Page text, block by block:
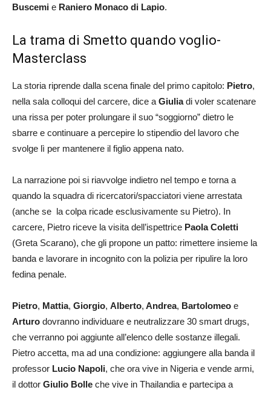
Buscemi e Raniero Monaco di Lapio.
La trama di Smetto quando voglio-
Masterclass
La storia riprende dalla scena finale del primo capitolo: Pietro,
nella sala colloqui del carcere, dice a Giuliadi voler scatenare
una rissa per poter prolungare il suo “soggiorno” dietro le
sbarre e continuare a percepire lo stipendio del lavoro che
svolge lì per mantenere il figlio appena nato.
La narrazione poi si riavvolge indietro nel tempo e torna a
quando la squadra di ricercatori/spacciatori viene arrestata
(anche se la colpa ricade esclusivamente su Pietro). In
carcere, Pietro riceve la visita dell’ispettrice Paola Coletti
(Greta Scarano), che gli propone un patto: rimettere insieme la
banda e lavorare in incognito con la polizia per ripulire la loro
fedina penale.
Pietro, Mattia, Giorgio, Alberto, Andrea, Bartolomeo e
Arturo dovranno individuare e neutralizzare 30 smart drugs,
che verranno poi aggiunte all’elenco delle sostanze illegali.
Pietro accetta, ma ad una condizione: aggiungere alla banda il
professor Lucio Napoli, che ora vive in Nigeria e vende armi,
il dottor Giulio Bolle che vive in Thailandia e partecipa a